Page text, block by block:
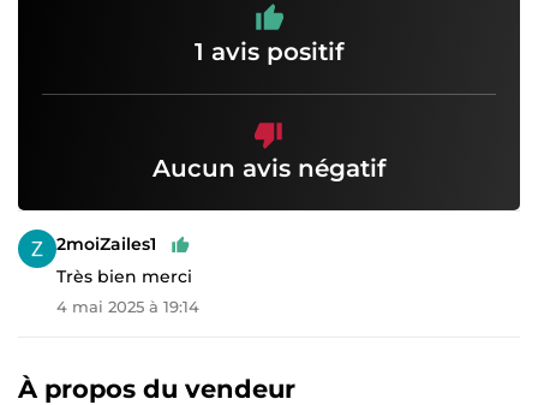
1 avis positif
Aucun avis négatif
2moiZailes1
Très bien merci
4 mai 2025 à 19:14
À propos du vendeur